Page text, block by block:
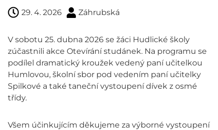
29. 4. 2026 Záhrubská
V sobotu 25. dubna 2026 se žáci Hudlické školy
zúčastnili akce Otevírání studánek. Na programu se
podílel dramatický kroužek vedený paní učitelkou
Humlovou, školní sbor pod vedením paní učitelky
Spilkové a také taneční vystoupení dívek z osmé
třídy.
Všem účinkujícím děkujeme za výborné vystoupení